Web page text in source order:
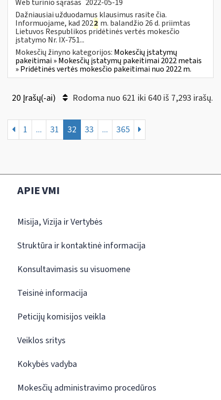
Web turinio sąrašas 2022-05-19
Dažniausiai užduodamus klausimus rasite čia.
Informuojame, kad 2022 m. balandžio 26 d. priimtas
Lietuvos Respublikos pridėtinės vertės mokesčio
įstatymo Nr. IX-751...
Mokesčių žinyno kategorijos: Mokesčių įstatymų
pakeitimai » Mokesčių įstatymų pakeitimai 2022 metais
» Pridėtinės vertės mokesčio pakeitimai nuo 2022 m.
20 Įrašų(-ai) Rodoma nuo 621 iki 640 iš 7,293 irašų.
1 ... 31 32 33 ... 365
APIE VMI
Misija, Vizija ir Vertybės
Struktūra ir kontaktinė informacija
Konsultavimasis su visuomene
Teisinė informacija
Peticijų komisijos veikla
Veiklos sritys
Kokybės vadyba
Mokesčių administravimo procedūros